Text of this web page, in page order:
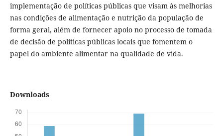
implementação de políticas públicas que visam às melhorias
nas condições de alimentação e nutrição da população de
forma geral, além de fornecer apoio no processo de tomada
de decisão de políticas públicas locais que fomentem o
papel do ambiente alimentar na qualidade de vida.
Downloads